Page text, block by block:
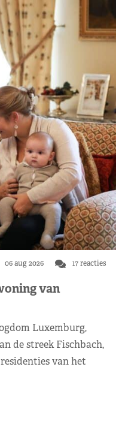
06 aug 2026 17 reacties
van
Luxemburg,
de streek Fischbach,
van het